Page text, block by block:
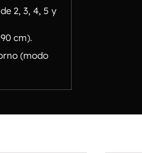
2, 3, 4, 5 y
cm).
(modo